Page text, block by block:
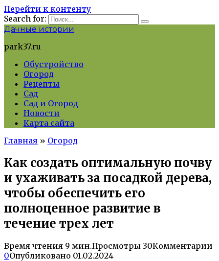
Перейти к контенту
Search for:
Дачные истории
park37.ru
Обустройство
Огород
Рецепты
Сад
Сад и Огород
Новости
Карта сайта
Главная » Огород
Как создать оптимальную почву
и ухаживать за посадкой дерева,
чтобы обеспечить его
полноценное развитие в
течение трех лет
Время чтения 9 мин.Просмотры 30Комментарии
0Опубликовано 01.02.2024